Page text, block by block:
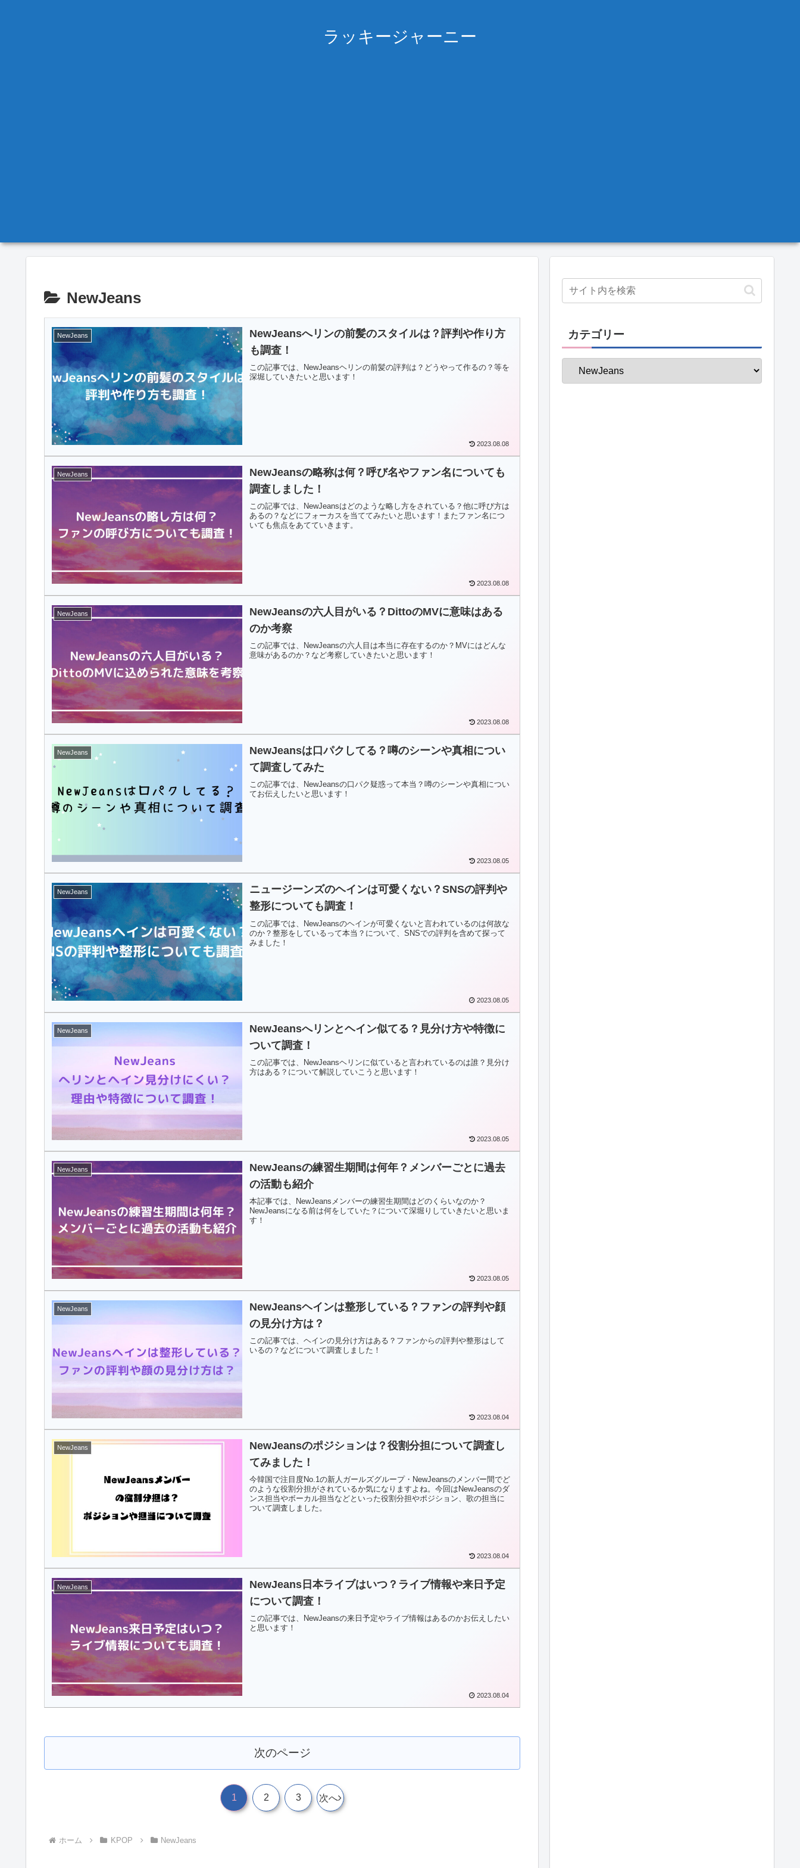
ラッキージャーニー
NewJeans
NewJeans
NewJeansへリンの前髪のスタイルは？評判や作り方
も調査！
この記事では、NewJeansヘリンの前髪の評判は？どうやって作るの？等を
深堀していきたいと思います！
2023.08.08
NewJeans
NewJeansの略称は何？呼び名やファン名についても
調査しました！
この記事では、NewJeansはどのような略し方をされている？他に呼び方は
あるの？などにフォーカスを当ててみたいと思います！またファン名につ
いても焦点をあてていきます。
2023.08.08
NewJeans
NewJeansの六人目がいる？DittoのMVに意味はある
のか考察
この記事では、NewJeansの六人目は本当に存在するのか？MVにはどんな
意味があるのか？など考察していきたいと思います！
2023.08.08
NewJeans
NewJeansは口パクしてる？噂のシーンや真相につい
て調査してみた
この記事では、NewJeansの口パク疑惑って本当？噂のシーンや真相につい
てお伝えしたいと思います！
2023.08.05
NewJeans
ニュージーンズのヘインは可愛くない？SNSの評判や
整形についても調査！
この記事では、NewJeansのヘインが可愛くないと言われているのは何故な
のか？整形をしているって本当？について、SNSでの評判を含めて探って
みました！
2023.08.05
NewJeans
NewJeansへリンとヘイン似てる？見分け方や特徴に
ついて調査！
この記事では、NewJeansヘリンに似ていると言われているのは誰？見分け
方はある？について解説していこうと思います！
2023.08.05
NewJeans
NewJeansの練習生期間は何年？メンバーごとに過去
の活動も紹介
本記事では、NewJeansメンバーの練習生期間はどのくらいなのか？
NewJeansになる前は何をしていた？について深堀りしていきたいと思いま
す！
2023.08.05
NewJeans
NewJeansヘインは整形している？ファンの評判や顔
の見分け方は？
この記事では、ヘインの見分け方はある？ファンからの評判や整形はして
いるの？などについて調査しました！
2023.08.04
NewJeans
NewJeansのポジションは？役割分担について調査し
てみました！
今韓国で注目度No.1の新人ガールズグループ・NewJeansのメンバー間でど
のような役割分担がされているか気になりますよね。今回はNewJeansのダ
ンス担当やボーカル担当などといった役割分担やポジション、歌の担当に
ついて調査しました。
2023.08.04
NewJeans
NewJeans日本ライブはいつ？ライブ情報や来日予定
について調査！
この記事では、NewJeansの来日予定やライブ情報はあるのかお伝えしたい
と思います！
2023.08.04
次のページ
1 2 3 次へ
ホーム KPOP NewJeans
カテゴリー